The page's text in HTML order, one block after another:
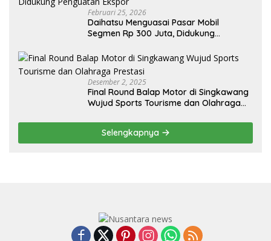
Februari 25, 2026
Daihatsu Menguasai Pasar Mobil
Segmen Rp 300 Juta, Didukung
Desember 2, 2025
Final Round Balap Motor di Singkawang
Wujud Sports Tourisme dan Olahraga
Selengkapnya